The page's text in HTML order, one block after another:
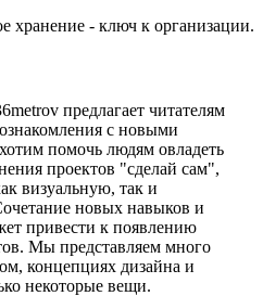
предлагает читателям
с новыми
помочь людям овладеть
проектов "сделай сам",
визуальную, так и
новых навыков и
привести к появлению
Мы представляем много
концепциях дизайна и
некоторые вещи.